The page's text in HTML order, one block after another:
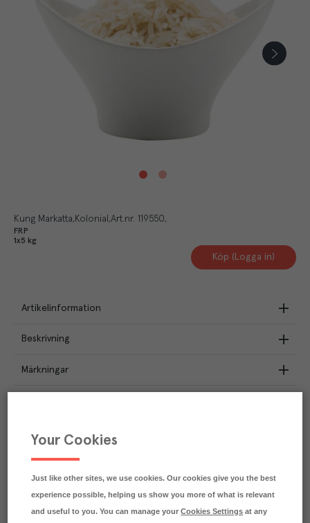
Kung Markatta Kolonial Art.nr. 119550
FRP
1x5 kg
Köp (Logga in)
Artikelinformation
Beskrivning
Märkningar
Klimatavtryck
utsläppen av 2.4 kg koldioxid.
Läs mer om hur vi beräknar klimatavtryck
Your Cookies
Just like other sites, we use cookies. Our cookies give you the best
experience possible, helping us show you more of what is relevant
and useful to you. You can manage yourCookies Settings at any